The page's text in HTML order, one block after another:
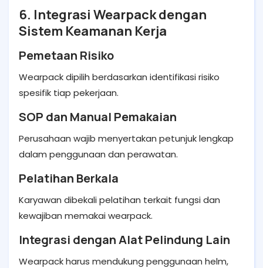
6. Integrasi Wearpack dengan
Sistem Keamanan Kerja
Pemetaan Risiko
Wearpack dipilih berdasarkan identifikasi risiko
spesifik tiap pekerjaan.
SOP dan Manual Pemakaian
Perusahaan wajib menyertakan petunjuk lengkap
dalam penggunaan dan perawatan.
Pelatihan Berkala
Karyawan dibekali pelatihan terkait fungsi dan
kewajiban memakai wearpack.
Integrasi dengan Alat Pelindung Lain
Wearpack harus mendukung penggunaan helm,